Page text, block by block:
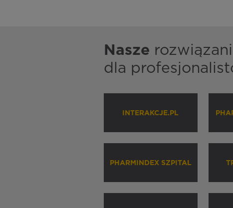
Nasze
dla
INTERAKCJE.PL
PHARMINDEX SZPITAL